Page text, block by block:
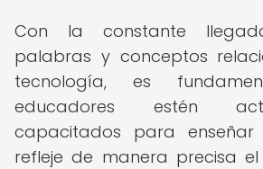
Con la constante
palabras y conceptos
tecnología, es
educadores estén
capacitados para
refleje de manera precisa